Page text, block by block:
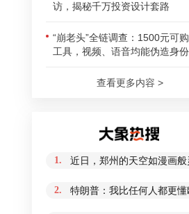
访，揭秘千万投资设计套路
“崩老头”全链调查：1500元可
工具，视频、语音均能伪造身份
查看更多内容 >
1. 近日，郑州的天空如漫画
2. 特朗普：我比任何人都更